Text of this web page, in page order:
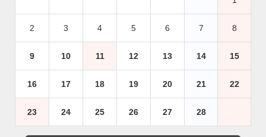
2 3 4 5 6 7 8
9 10 11 12 13 14 15
16 17 18 19 20 21 22
23 24 25 26 27 28